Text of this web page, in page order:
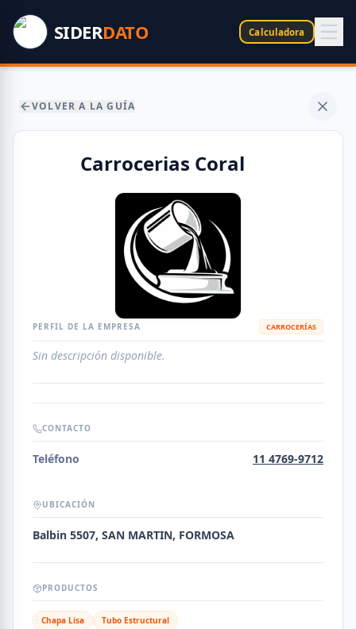
SIDERDATO Calculadora
VOLVER A LA GUÍA
Carrocerias Coral
PERFIL DE LA EMPRESA CARROCERÍAS
Sin descripción disponible.
CONTACTO
Teléfono 11 4769-9712
UBICACIÓN
Balbin 5507, SAN MARTIN, FORMOSA
PRODUCTOS
Chapa Lisa Tubo Estructural